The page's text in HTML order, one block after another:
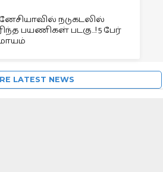
நடுகடலில்
பயணிகள் படகு…! 5 பேர்
மாயம்
LATEST NEWS